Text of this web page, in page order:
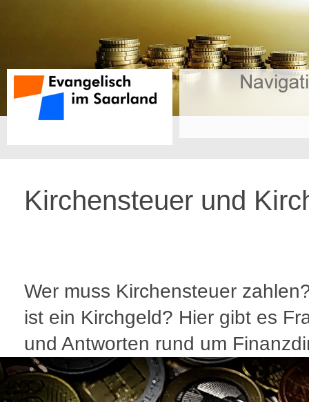
Kirchensteuer und
Wer muss Kirchensteuer
ist ein Kirchgeld? Hier gibt es
und Antworten rund um